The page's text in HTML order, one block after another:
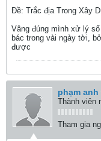
Ðề: Trắc địa Trong Xây
Vâng đúng mình xử lý
bác trong vài ngày tời,
được
phạm anh
Thành viên
Tham gia